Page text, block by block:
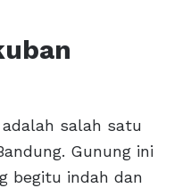
adalah salah satu
Gunung ini
begitu indah dan